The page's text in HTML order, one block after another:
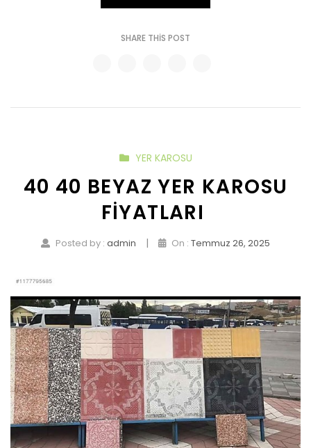
SHARE THIS POST
YER KAROSU
40 40 BEYAZ YER KAROSU
FIYATLARI
Posted by : admin | On : Temmuz 26, 2025